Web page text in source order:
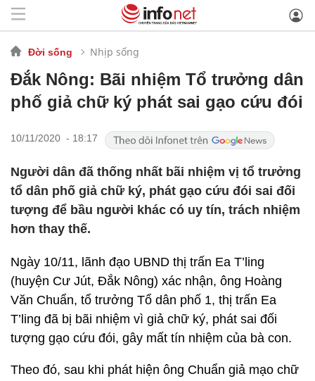
Đời sống Nhịp sống
Đắk Nông: Bãi nhiệm Tổ trưởng dân
phố giả chữ ký phát sai gạo cứu đói
10/11/2020 - 18:17
Người dân đã thống nhất bãi nhiệm vị tổ trưởng
tổ dân phố giả chữ ký, phát gạo cứu đói sai đối
tượng để bầu người khác có uy tín, trách nhiệm
hơn thay thế.
Ngày 10/11, lãnh đạo UBND thị trấn Ea T’ling
(huyện Cư Jút, Đắk Nông) xác nhận, ông Hoàng
Văn Chuẩn, tổ trưởng Tổ dân phố 1, thị trấn Ea
T’ling đã bị bãi nhiệm vì giả chữ ký, phát sai đối
tượng gạo cứu đói, gây mất tín nhiệm của bà con.
Theo đó, sau khi phát hiện ông Chuẩn giả mạo chữ